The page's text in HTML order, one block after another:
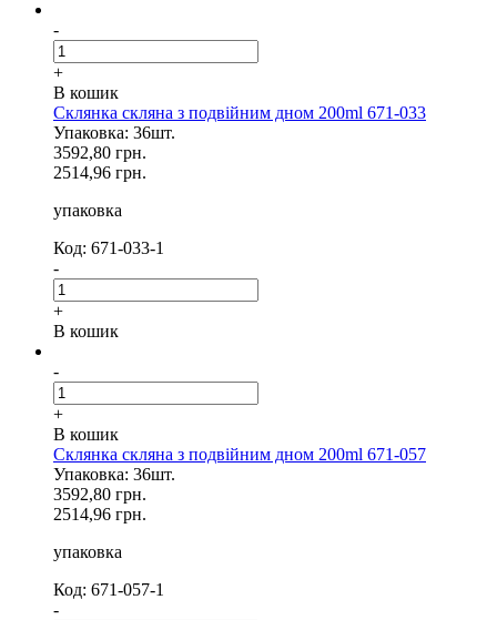
-
+
В кошик
Склянка скляна з подвійним дном 200ml 671-033
Упаковка: 36шт.
3592,80 грн.
2514,96 грн.
упаковка
Код: 671-033-1
-
+
В кошик
-
+
В кошик
Склянка скляна з подвійним дном 200ml 671-057
Упаковка: 36шт.
3592,80 грн.
2514,96 грн.
упаковка
Код: 671-057-1
-